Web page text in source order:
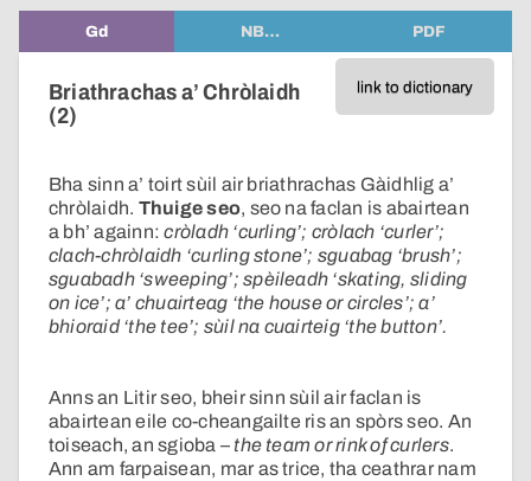
Gd NB… PDF
link to dictionary
Briathrachas a’ Chròlaidh
(2)
Bha sinn a’ toirt sùil air briathrachas Gàidhlig a’
chròlaidh. Thuige seo, seo na faclan is abairtean
a bh’ againn:cròladh ‘curling’; cròlach ‘curler’;
clach-chròlaidh ‘curling stone’; sguabag ‘brush’;
sguabadh ‘sweeping’; spèileadh ‘skating, sliding
on ice’; a’ chuairteag ‘the house or circles’; a’
bhioraid ‘the tee’; sùil na cuairteig ‘the button’.
Anns an Litir seo, bheir sinn sùil air faclan is
abairtean eile co-cheangailte ris an spòrs seo. An
toiseach, an sgioba – the team or rink of curlers.
Ann am farpaisean, mar as trice, tha ceathrar nam